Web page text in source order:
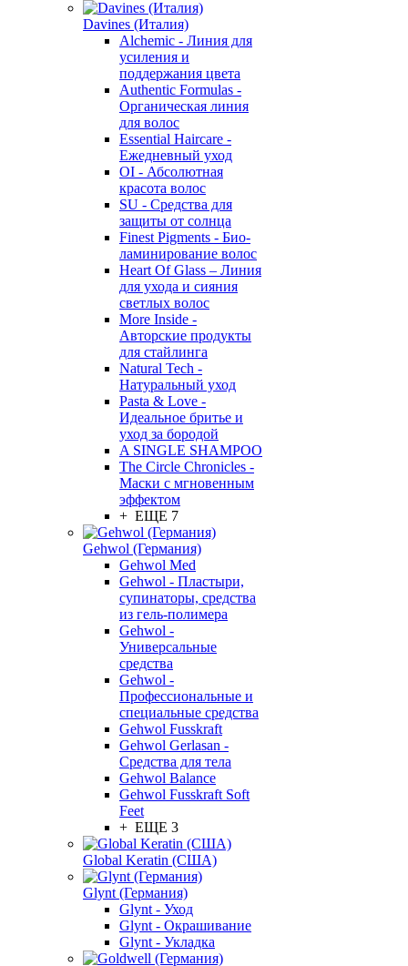
Davines (Италия)
Alchemic - Линия для
усиления и
поддержания цвета
Authentic Formulas -
Органическая линия
для волос
Essential Haircare -
Eжедневный уход
OI - Абсолютная
красота волос
SU - Средства для
защиты от солнца
Finest Pigments - Био-
ламинирование волос
Heart Of Glass – Линия
для ухода и сияния
светлых волос
More Inside -
Авторские продукты
для стайлинга
Natural Tech -
Натуральный уход
Pasta & Love -
Идеальное бритье и
уход за бородой
A SINGLE SHAMPOO
The Circle Chronicles -
Маски с мгновенным
эффектом
+ ЕЩЕ 7
Gehwol (Германия)
Gehwol Med
Gehwol - Пластыри,
супинаторы, средства
из гель-полимера
Gehwol -
Универсальные
средства
Gehwol -
Профессиональные и
специальные средства
Gehwol Fusskraft
Gehwol Gerlasan -
Средства для тела
Gehwol Balance
Gehwol Fusskraft Soft
Feet
+ ЕЩЕ 3
Global Keratin (США)
Glynt (Германия)
Glynt - Уход
Glynt - Окрашивание
Glynt - Укладка